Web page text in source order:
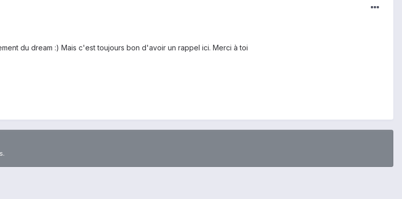
du dream :) Mais c'est toujours bon d'avoir un rappel ici. Merci à toi